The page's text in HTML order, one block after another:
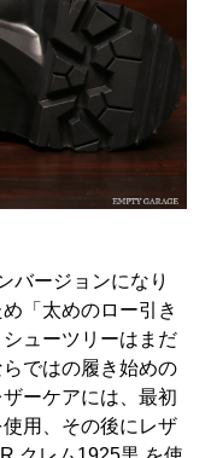
バージョンになり
「太めのロー引き
ューツリーはまだ
ではの履き始めの
ーケアには、最初
使用、その後にレザ